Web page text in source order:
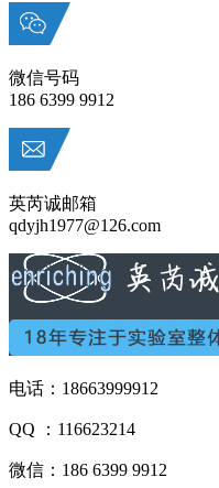
微信号码
186 6399 9912
英芮诚邮箱
qdyjh1977@126.com
电话：18663999912
QQ ：116623214
微信：186 6399 9912